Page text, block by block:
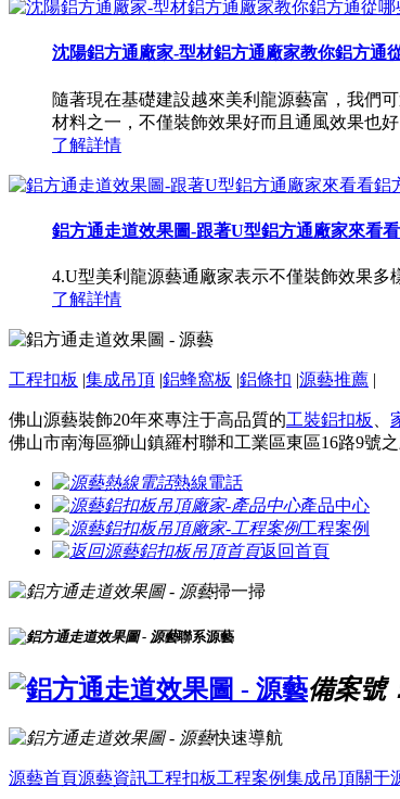
沈陽鋁方通廠家-型材鋁方通廠家教你鋁方通
隨著現在基礎建設越來美利龍源藝富，我們
材料之一，不僅裝飾效果好而且通風效果也
了解詳情
鋁方通走道效果圖-跟著U型鋁方通廠家來看
4.U型美利龍源藝通廠家表示不僅裝飾效果
了解詳情
工程扣板 |集成吊頂 |鋁蜂窩板 |鋁條扣 |源藝推薦 |
佛山源藝裝飾20年來專注于高品質的工裝鋁扣板
佛山市南海區獅山鎮羅村聯和工業區東區16路9號
熱線電話
產品中心
工程案例
返回首頁
掃一掃
聯系源藝
備案號
快速導航
源藝首頁源藝資訊工程扣板工程案例集成吊頂關于